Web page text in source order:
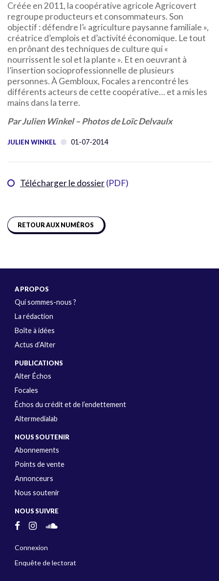
Créée en 2011, la coopérative agricole Agricovert
regroupe producteurs et consommateurs. Son
objectif : défendre l’« agriculture paysanne familiale »,
créatrice d’emplois et d’activité économique. Le tout
en prônant des techniques de culture qui «
nourrissent le sol et la plante ». Et en oeuvrant à
l’insertion socioprofessionnelle de plusieurs
personnes. À Gembloux, Focales a rencontré les
différents acteurs de cette coopérative… et a mis les
mains dans la terre.
Par Julien Winkel – Photos de Loïc Delvaulx
JULIEN WINKEL 01-07-2014
Télécharger le dossier(PDF)
RETOUR AUX NUMÉROS
A PROPOS
Qui sommes-nous ?
La rédaction
Boîte à idées
Actus d’Alter
PUBLICATIONS
Alter Échos
Focales
Échos du crédit et de l’endettement
Altermedialab
NOUS SOUTENIR
Abonnements
Points de vente
Annonceurs
Nous soutenir
NOUS SUIVRE
Connexion
Enquête de lectorat